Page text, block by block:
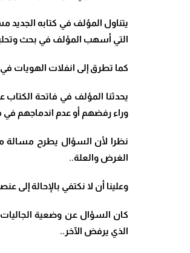
يتناول المؤلف في كتابه
التي أسهب المؤلف في بحث
كما تطرق إلى انفلات الهويات في
يحدثنا المؤلف في فاتحة
وراء رفضهم أو عدم اندماجهم في
نظرا لأن السؤال يطرح مسالة
الغرض والعلة..
وعلينا أن لا نكتفي بالإحالة
كان السؤال عن وضعية
الذي يرفض الآخر..